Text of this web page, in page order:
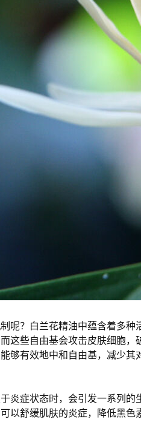
呢？白兰花精油中蕴含着多
这些自由基会攻击皮肤细胞
够有效地中和自由基，减少
炎症状态时，会引发一系列
以舒缓肌肤的炎症，降低黑色